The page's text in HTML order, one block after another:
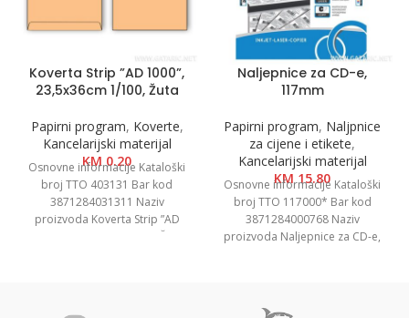
Koverta Strip ”AD 1000”,
23,5x36cm 1/100, Žuta
Papirni program, Koverte,
Kancelarijski materijal
KM0.20
Osnovne informacije Kataloški
broj TTO 403131 Bar kod
3871284031311 Naziv
proizvoda Koverta Strip ”AD
1000”, 23,5x36cm 1/100, Žuta
Naljepnice za CD-e,
117mm
Papirni program, Naljpnice
za cijene i etikete,
Kancelarijski materijal
KM15.80
Osnovne informacije Kataloški
broj TTO 117000* Bar kod
3871284000768 Naziv
proizvoda Naljepnice za CD-e,